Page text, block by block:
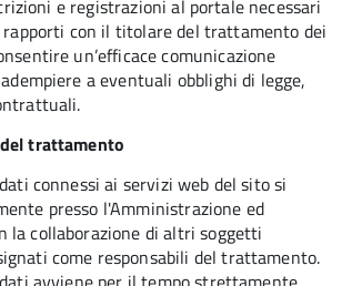
e registrazioni al portale necessari
rapporti con il titolare del trattamento dei
un’efficace comunicazione
a eventuali obblighi di legge,
trattamento
connessi ai servizi web del sito si
presso l'Amministrazione ed
la collaborazione di altri soggetti
come responsabili del trattamento.